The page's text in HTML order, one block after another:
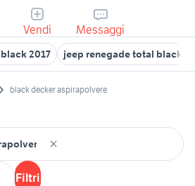
Vendi Messaggi
2017 jeep renegade total black
black decker aspirapolvere
Filtri